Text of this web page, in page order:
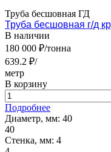
Труба бесшовная ГД
Труба бесшовная г/д
В наличии
180 000 ₽/тонна
639.2 ₽/
метр
В корзину
Подробнее
Диаметр, мм: 40
40
Стенка, мм: 4